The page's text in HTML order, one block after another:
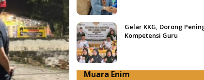
Gelar KKG, Dorong
Kompetensi Guru
Muara Enim